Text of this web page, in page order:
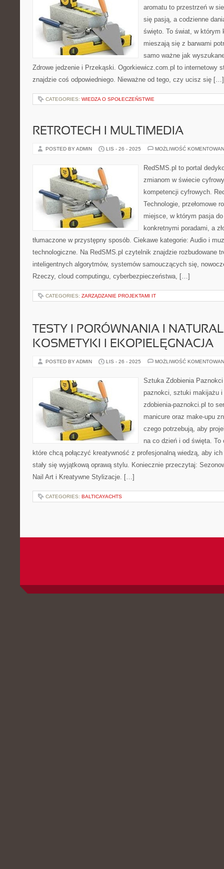
aromatu to przestrzeń w
się pasją, a codzienne
święto. To świat, w którym
mieszają się z barwami
samo ważne jak
Zdrowe jedzenie i Przekąski. Ogorkiewicz.com.pl to internetowy
znajdzie coś odpowiedniego. Nieważne od tego, czy ucisz się […]
CATEGORIES: WIEDZA O SPOŁECZEŃSTWIE
RETROTECH I MULTIMEDIA
POSTED BY ADMIN LIS - 26 - 2025 MOŻLIWOŚĆ
RedSMS.pl to portal
zmianom w świecie
kompetencji cyfrowych.
Technologie, przełomowe
miejsce, w którym pasja
konkretnymi poradami, a
tłumaczone w przystępny sposób. Ciekawe kategorie: Audio i
technologiczne. Na RedSMS.pl czytelnik znajdzie rozbudowane
inteligentnych algorytmów, systemów samouczących się,
Rzeczy, cloud computingu, cyberbezpieczeństwa, […]
CATEGORIES: ZARZĄDZANIE PROJEKTAMI IT
TESTY I PORÓWNANIA I
KOSMETYKI I EKOPIELĘGNACJA
POSTED BY ADMIN LIS - 26 - 2025 MOŻLIWOŚĆ
Sztuka Zdobienia
paznokci, sztuki makijażu
zdobienia-paznokci.pl to
manicure oraz make-upu
czego potrzebują, aby
na co dzień i od święta.
które chcą połączyć kreatywność z profesjonalną wiedzą, aby
stały się wyjątkową oprawą stylu. Koniecznie przeczytaj:
Nail Art i Kreatywne Stylizacje. […]
CATEGORIES: BALTICAYACHTS